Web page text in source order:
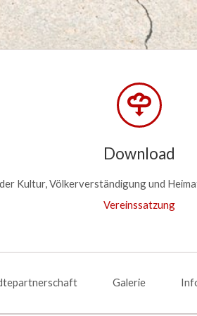
Haft- und Hokafescht 24.-25.
Besuch einer Delegation
Portrait Stadt Bački Petrovac
Download
Kultur, Völkerverständigung und
Vereinssatzung
Galerie